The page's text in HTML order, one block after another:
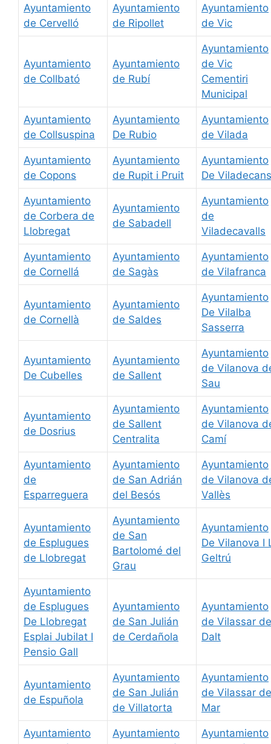
Ayuntamiento
de Cervelló
Ayuntamiento
de Ripollet
Ayuntamiento
de Vic
Ayuntamiento
de Collbató
Ayuntamiento
de Rubí
Ayuntamiento
de Vic
Cementiri
Municipal
Ayuntamiento
de Collsuspina
Ayuntamiento
De Rubio
Ayuntamiento
de Vilada
Ayuntamiento
de Copons
Ayuntamiento
de Rupit i Pruit
Ayuntamiento
De Viladecans
Ayuntamiento
de Corbera de
Llobregat
Ayuntamiento
de Sabadell
Ayuntamiento
de
Viladecavalls
Ayuntamiento
de Cornellá
Ayuntamiento
de Sagàs
Ayuntamiento
de Vilafranca
Ayuntamiento
de Cornellà
Ayuntamiento
de Saldes
Ayuntamiento
De Vilalba
Sasserra
Ayuntamiento
De Cubelles
Ayuntamiento
de Sallent
Ayuntamiento
de Vilanova
Sau
Ayuntamiento
de Dosrius
Ayuntamiento
de Sallent
Centralita
Ayuntamiento
de Vilanova
Camí
Ayuntamiento
de
Esparreguera
Ayuntamiento
de San Adrián
del Besós
Ayuntamiento
de Vilanova
Vallès
Ayuntamiento
de Esplugues
de Llobregat
Ayuntamiento
de San
Bartolomé del
Grau
Ayuntamiento
De Vilanova I
Geltrú
Ayuntamiento
de Esplugues
De Llobregat
Esplai Jubilat I
Pensio Gall
Ayuntamiento
de San Julián
de Cerdañola
Ayuntamiento
de Vilassar de
Dalt
Ayuntamiento
de Espuñola
Ayuntamiento
de San Julián
de Villatorta
Ayuntamiento
de Vilassar de
Mar
Ayuntamiento
Ayuntamiento
Ayuntamiento